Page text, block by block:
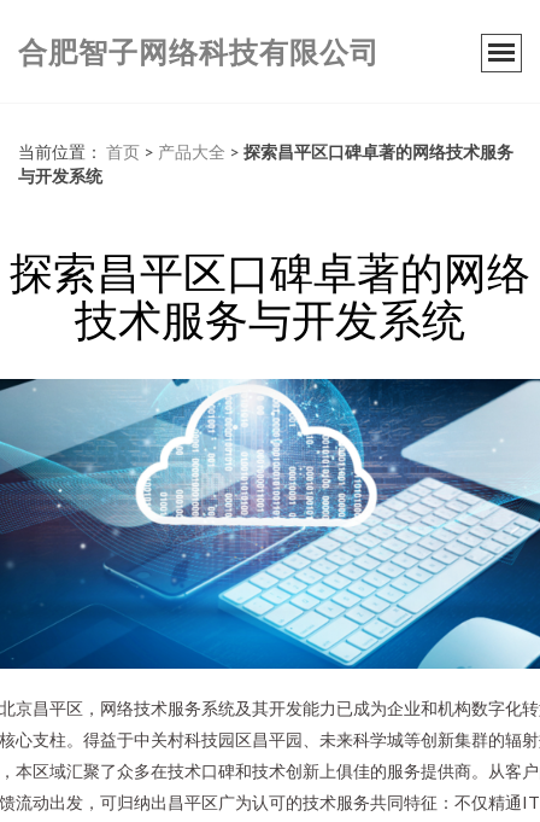
合肥智子网络科技有限公司
当前位置： 首页 > 产品大全 > 探索昌平区口碑卓著的网络技术服务
与开发系统
探索昌平区口碑卓著的网络
技术服务与开发系统
京昌平区，网络技术服务系统及其开发能力已成为企业和机构数字化
心支柱。得益于中关村科技园区昌平园、未来科学城等创新集群的辐
本区域汇聚了众多在技术口碑和技术创新上俱佳的服务提供商。从客
流动出发，可归纳出昌平区广为认可的技术服务共同特征：不仅精通